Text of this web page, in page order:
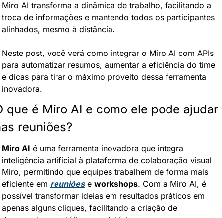
Miro AI transforma a dinâmica de trabalho, facilitando a
troca de informações e mantendo todos os participantes
alinhados, mesmo à distância.
Neste post, você verá como integrar o Miro AI com APIs
para automatizar resumos, aumentar a eficiência do time
e dicas para tirar o máximo proveito dessa ferramenta
inovadora.
que é Miro AI e como ele pode ajudar
reuniões?
Miro AI é uma ferramenta inovadora que integra
inteligência artificial à plataforma de colaboração visual
Miro, permitindo que equipes trabalhem de forma mais
eficiente em reuniões e workshops. Com a Miro AI, é
possível transformar ideias em resultados práticos em
apenas alguns cliques, facilitando a criação de